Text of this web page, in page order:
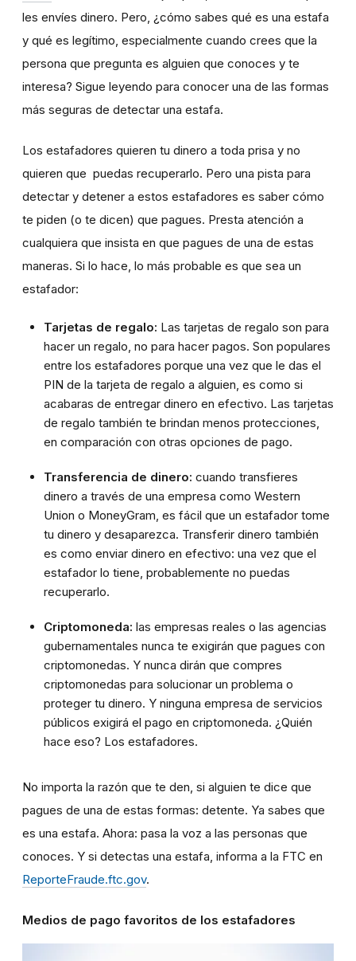
les envíes dinero. Pero, ¿cómo sabes qué es una estafa
y qué es legítimo, especialmente cuando crees que la
persona que pregunta es alguien que conoces y te
interesa? Sigue leyendo para conocer una de las formas
más seguras de detectar una estafa.
Los estafadores quieren tu dinero a toda prisa y no
quieren que puedas recuperarlo. Pero una pista para
detectar y detener a estos estafadores es saber cómo
te piden (o te dicen) que pagues. Presta atención a
cualquiera que insista en que pagues de una de estas
maneras. Si lo hace, lo más probable es que sea un
estafador:
Tarjetas de regalo: Las tarjetas de regalo son para
hacer un regalo, no para hacer pagos. Son populares
entre los estafadores porque una vez que le das el
PIN de la tarjeta de regalo a alguien, es como si
acabaras de entregar dinero en efectivo. Las tarjetas
de regalo también te brindan menos protecciones,
en comparación con otras opciones de pago.
Transferencia de dinero: cuando transfieres
dinero a través de una empresa como Western
Union o MoneyGram, es fácil que un estafador tome
tu dinero y desaparezca. Transferir dinero también
es como enviar dinero en efectivo: una vez que el
estafador lo tiene, probablemente no puedas
recuperarlo.
Criptomoneda: las empresas reales o las agencias
gubernamentales nunca te exigirán que pagues con
criptomonedas. Y nunca dirán que compres
criptomonedas para solucionar un problema o
proteger tu dinero. Y ninguna empresa de servicios
públicos exigirá el pago en criptomoneda. ¿Quién
hace eso? Los estafadores.
No importa la razón que te den, si alguien te dice que
pagues de una de estas formas: detente. Ya sabes que
es una estafa. Ahora: pasa la voz a las personas que
conoces. Y si detectas una estafa, informa a la FTC en
ReporteFraude.ftc.gov.
Medios de pago favoritos de los estafadores